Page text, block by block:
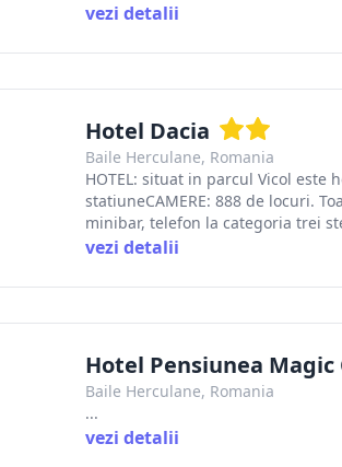
vezi detalii
Hotel Dacia
Baile Herculane, Romania
HOTEL: situat in parcul Vicol este
statiuneCAMERE: 888 de locuri.
minibar, telefon la categoria trei
vezi detalii
Hotel Pensiunea Magic
Baile Herculane, Romania
...
vezi detalii